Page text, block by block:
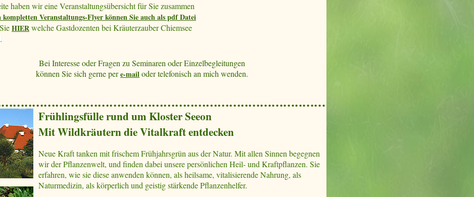
haben wir eine Veranstaltungsübersicht für Sie zusammen
kompletten Veranstaltungs-Flyer können Sie auch als pdf Datei
HIERwelche Gastdozenten bei Kräuterzauber Chiemsee
Bei Interesse oder Fragen zu Seminaren oder Einzelbegleitungen
können Sie sich gerne pere-mailoder telefonisch an mich wenden.
Frühlingsfülle rund um Kloster Seeon
Mit Wildkräutern die Vitalkraft entdecken
Neue Kraft tanken mit frischem Frühjahrsgrün aus der Natur. Mit allen Sinnen begegnen
wir der Pflanzenwelt, und finden dabei unsere persönlichen Heil- und Kraftpflanzen. Sie
erfahren, wie sie diese anwenden können, als heilsame, vitalisierende Nahrung, als
Naturmedizin, als körperlich und geistig stärkende Pflanzenhelfer.